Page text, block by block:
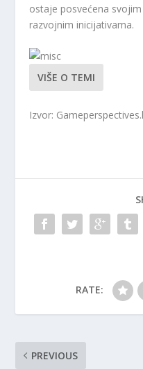
ostaje posvećena
razvojnim inicijativama.
VIŠE O TEMI
Izvor:
RATE:
PREVIOUS